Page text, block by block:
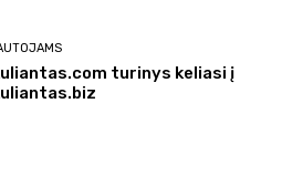
turinys keliasi į